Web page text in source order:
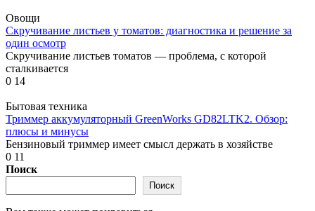
Овощи
Скручивание листьев у томатов: диагностика и решение за
один осмотр
Скручивание листьев томатов — проблема, с которой
сталкивается
0 14
Бытовая техника
Триммер аккумуляторный GreenWorks GD82LTK2. Обзор:
плюсы и минусы
Бензиновый триммер имеет смысл держать в хозяйстве
0 11
Поиск
Поиск